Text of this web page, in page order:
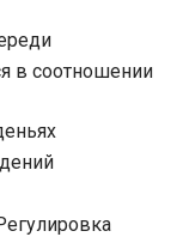
в соотношении